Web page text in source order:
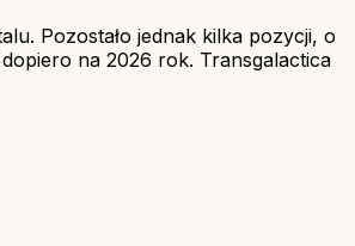
Pozostało jednak kilka pozycji, o
na 2026 rok. Transgalactica